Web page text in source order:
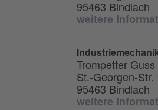
95463 Bindlach
weitere
Trompetter
St.-Georgen-Str.
95463 Bindlach
weitere